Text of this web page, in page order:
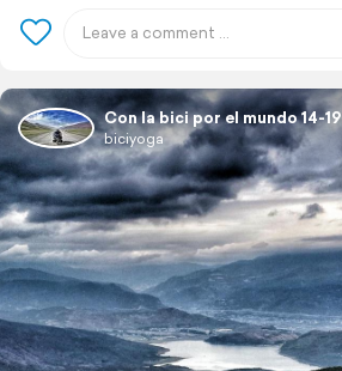
Con la bici por el mundo 14-19
biciyoga